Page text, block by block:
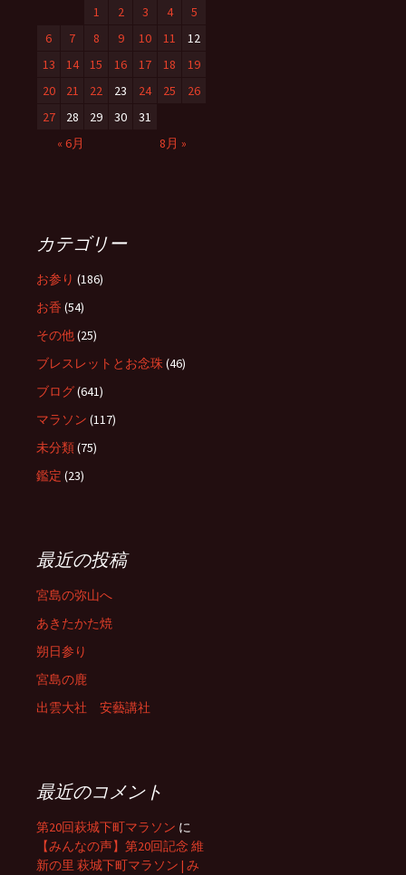
1
2 3 4
5
6
7 8 9 10 11
12
13
14 15 16 17 18
19
20
21 22 23 24 25
26
27
28 29 30
31
« 6月
8月 »
カテゴリー
お参り (186)
お香 (54)
その他(25)
ブレスレットとお念珠(46)
ブログ(641)
マラソン (117)
未分類(75)
鑑定 (23)
最近の投稿
宮島の弥山へ
あきたかた焼
朔日参り
宮島の鹿
出雲大社 安藝講社
最近のコメント
第20回萩城下町マラソン に
【みんなの声】第20回記念 維
新の里 萩城下町マラソン | み